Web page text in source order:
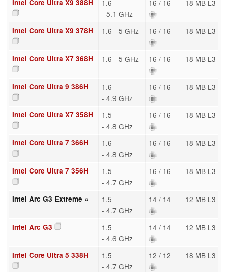
Intel Core Ultra X9 388H
1.6
- 5.1 GHz
16 / 16 18 MB L3
Intel Core Ultra X9 378H 1.6 - 5 GHz 16 / 16 18 MB L3
Intel Core Ultra X7 368H 1.6 - 5 GHz 16 / 16 18 MB L3
Intel Core Ultra 9 386H
1.6
- 4.9 GHz
16 / 16 18 MB L3
Intel Core Ultra X7 358H
1.5
- 4.8 GHz
16 / 16 18 MB L3
Intel Core Ultra 7 366H
1.6
- 4.8 GHz
16 / 16 18 MB L3
Intel Core Ultra 7 356H
1.5
- 4.7 GHz
16 / 16 18 MB L3
Intel Arc G3 Extreme «
1.5
- 4.7 GHz
14 / 14 12 MB L3
Intel Arc G3
1.5
- 4.6 GHz
14 / 14 12 MB L3
Intel Core Ultra 5 338H
1.5
- 4.7 GHz
12 / 12 18 MB L3